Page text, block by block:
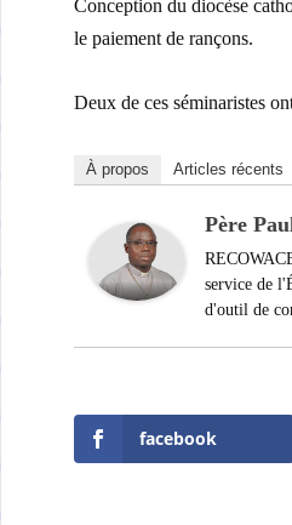
Conception du diocèse
le paiement de rançons.
Deux de ces séminaristes
À propos Articles récents
Père
service de
d'outil de
facebook